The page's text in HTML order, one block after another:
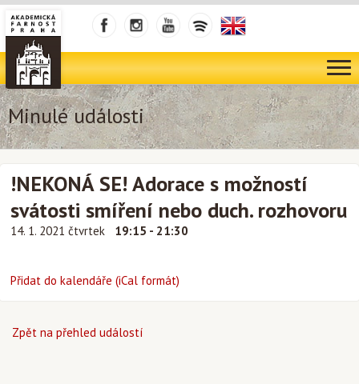
Minulé události
!NEKONÁ SE! Adorace s možností
svátosti smíření nebo duch. rozhovoru
14. 1. 2021 čtvrtek 19:15 - 21:30
Přidat do kalendáře (iCal formát)
Zpět na přehled událostí